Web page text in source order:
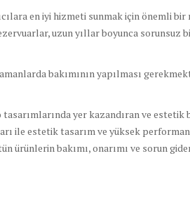
en iyi hizmeti sunmak için önemli bir
uzun yıllar boyunca sorunsuz
bakımının yapılması
yer kazandıran ve estetik
ile estetik tasarım ve yüksek
ürünlerin bakımı, onarımı ve sorun